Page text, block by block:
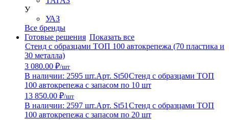
У
УАЗ
Все бренды
Готовые решения Показать все
Стенд с образцами ТОП 100 автокрепежа (70 пластика и
30 металла)
3 080.00 ₽/шт
В наличии: 2595 шт.Арт. St50Стенд с образцами ТОП
100 автокрепежа с запасом по 10 шт
13 850.00 ₽/шт
В наличии: 2597 шт.Арт. St51 Стенд с образцами ТОП
100 автокрепежа с запасом по 20 шт